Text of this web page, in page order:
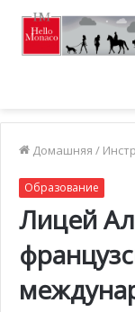
Домашняя /
Образование
Лицей